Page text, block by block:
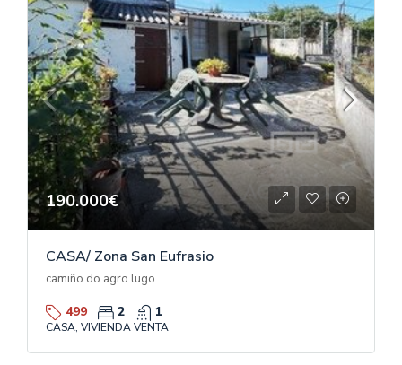
190.000€
CASA/ Zona San Eufrasio
camiño do agro lugo
499 2 1
CASA, VIVIENDA VENTA